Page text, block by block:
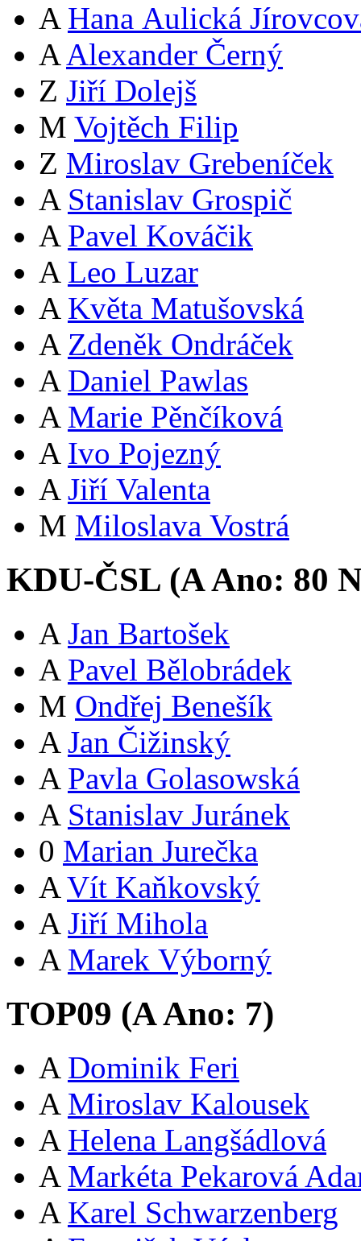
A Hana Aulická
A Alexander Černý
Z Jiří Dolejš
M Vojtěch Filip
Z Miroslav Grebeníček
A Stanislav Grospič
A Pavel Kováčik
A Leo Luzar
A Květa Matušovská
A Zdeněk Ondráček
A Daniel Pawlas
A Marie Pěnčíková
A Ivo Pojezný
A Jiří Valenta
M Miloslava Vostrá
KDU-ČSL (AAno: 80
A Jan Bartošek
A Pavel Bělobrádek
M Ondřej Benešík
A Jan Čižinský
A Pavla Golasowská
A Stanislav Juránek
0 Marian Jurečka
A Vít Kaňkovský
A Jiří Mihola
A Marek Výborný
TOP09 (AAno: 7)
A Dominik Feri
A Miroslav Kalousek
A Helena Langšádlová
A Markéta Pekarová
A Karel Schwarzenberg